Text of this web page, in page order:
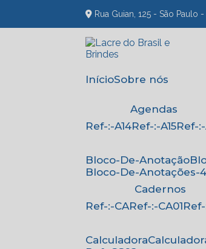
Rua Guian, 125 - São Paulo -
Início Sobre nós
Agendas
Ref-:-A14
Ref-:-A15
Ref-
Bloco-De-Anotação
Bloco-De-Anotações-4
Cadernos
Ref-:-CA
Ref-:-CA01
Calculadora